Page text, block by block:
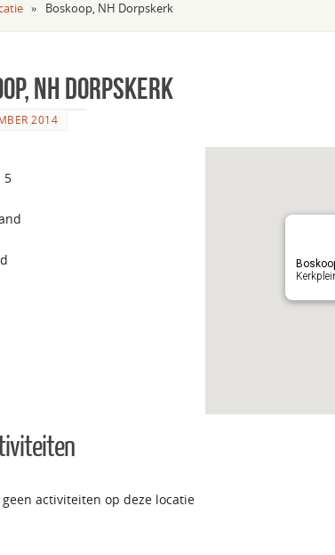
» Boskoop, NH Dorpskerk
NH Dorpskerk
2014
5
geen activiteiten op deze locatie